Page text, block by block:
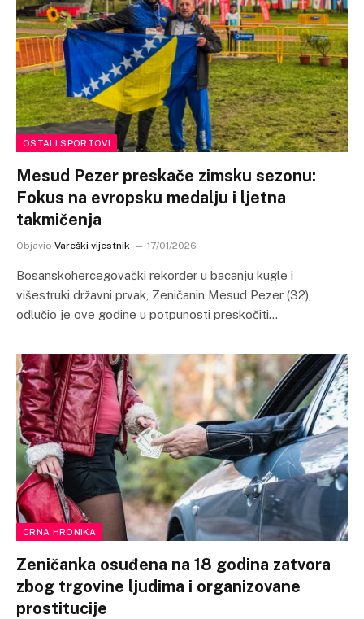
OSTALI SPORTOVI
Mesud Pezer preskače zimsku sezonu:
Fokus na evropsku medalju i ljetna
takmičenja
Objavio Vareški vijestnik 17/01/2026
Bosanskohercegovački rekorder u bacanju kugle i
višestruki državni prvak, Zeničanin Mesud Pezer (32),
odlučio je ove godine u potpunosti preskočiti…
CRNA HRONIKA
Zeničanka osuđena na 18 godina zatvora
zbog trgovine ljudima i organizovane
prostitucije